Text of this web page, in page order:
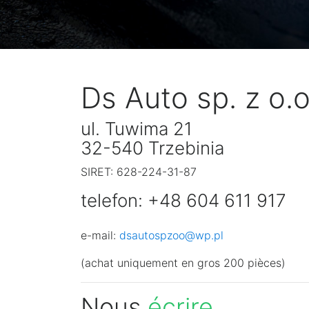
Ds Auto sp. z
ul. Tuwima 21
32-540 Trzebinia
SIRET: 628-224-31-87
telefon: +48 604 611 917
e-mail: dsautospzoo@wp.pl
(achat uniquement en gros 200 pièces)